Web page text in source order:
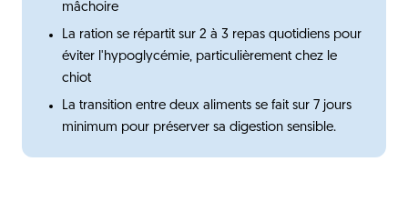
mâchoire
La ration se répartit sur 2 à 3 repas quotidiens pour
éviter l'hypoglycémie, particulièrement chez le
chiot
La transition entre deux aliments se fait sur 7 jours
minimum pour préserver sa digestion sensible.